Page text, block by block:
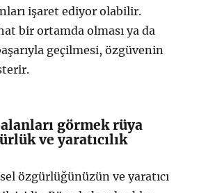
işaret ediyor olabilir.
bir ortamda olması ya da
geçilmesi, özgüvenin
görmek rüya
ve yaratıcılık
özgürlüğünüzün ve yaratıcı